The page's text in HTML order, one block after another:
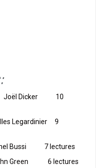
Joël Dicker 10
Legardinier 9
Bussi 7 lectures
Green 6 lectures